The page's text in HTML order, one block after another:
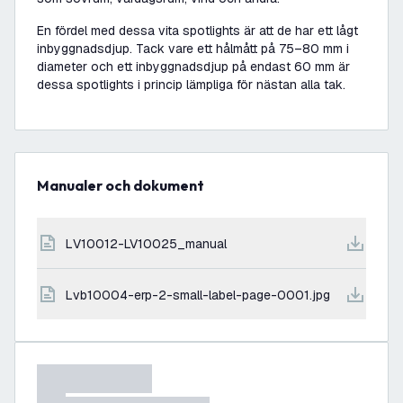
En fördel med dessa vita spotlights är att de har ett lågt
inbyggnadsdjup. Tack vare ett hålmått på 75–80 mm i
diameter och ett inbyggnadsdjup på endast 60 mm är
dessa spotlights i princip lämpliga för nästan alla tak.
Manualer och dokument
LV10012-LV10025_manual
lvb10004-erp-2-small-label-page-0001.jpg